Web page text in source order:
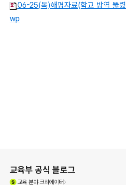
06-25(목)해명자료(학교 방역 뚫
wp
교육부 공식 블로그
교육분야 크리에이터